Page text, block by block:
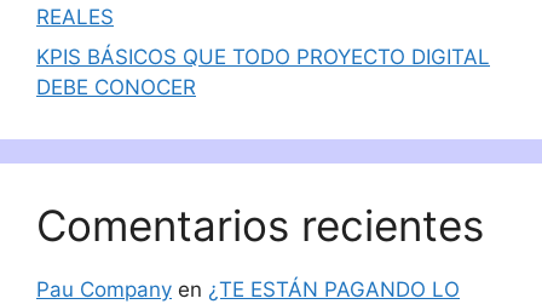
REALES
KPIS BÁSICOS QUE TODO PROYECTO DIGITAL
DEBE CONOCER
Comentarios recientes
Pau Company en ¿TE ESTÁN PAGANDO LO